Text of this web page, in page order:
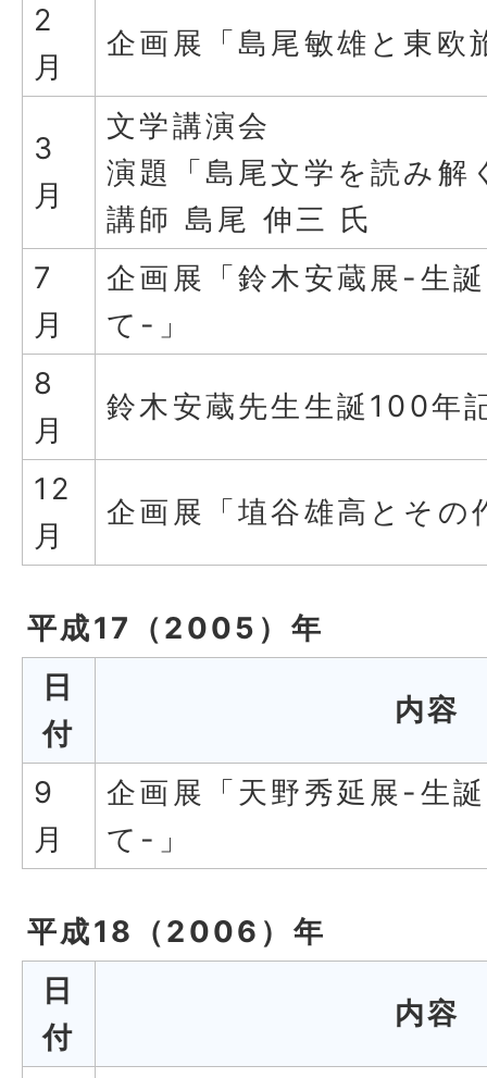
2
月
企画展「島尾敏雄と東欧
3
月
文学講演会
演題「島尾文学を読み解
講師 島尾 伸三 氏
7
月
企画展「鈴木安蔵展-生
て-」
8
月
鈴木安蔵先生生誕100年
12
月
企画展「埴谷雄高とその
平成17（2005）年
日
付
内容
9
月
企画展「天野秀延展-生
て-」
平成18（2006）年
日
付
内容